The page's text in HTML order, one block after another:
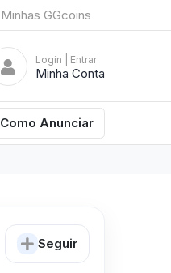
Minhas GGcoins
Login | Entrar
Minha Conta
Como Anunciar
Seguir